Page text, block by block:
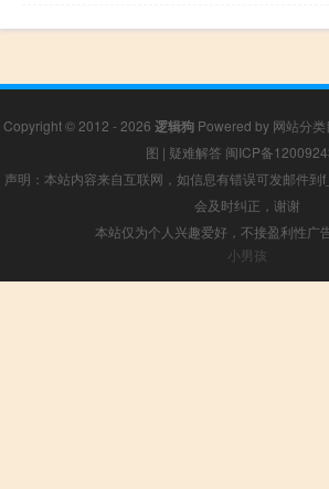
Copyright © 2012 - 2026 逻辑狗 Powered by 网站分类
图 | 疑难解答 闽ICP备
声明：本站内容来自互联网，如信息有错误可发邮件
会及时纠正，谢谢
本站仅为个人兴趣爱好，不接盈利性广
小男孩